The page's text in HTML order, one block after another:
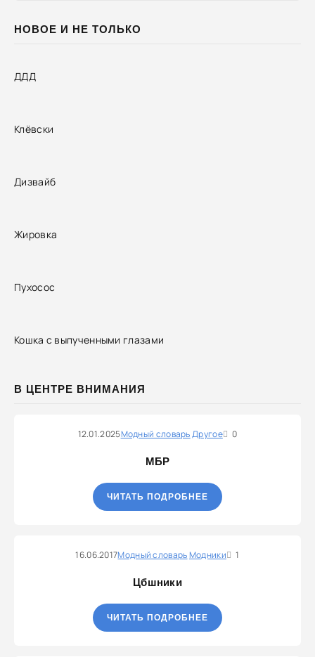
НОВОЕ И НЕ ТОЛЬКО
ДДД
Клёвски
Дизвайб
Жировка
Пухосос
Кошка с выпученными глазами
В ЦЕНТРЕ ВНИМАНИЯ
12.01.2025Модный словарьДругое 0
МБР
ЧИТАТЬ ПОДРОБНЕЕ
16.06.2017Модный словарьМодники 1
Цбшники
ЧИТАТЬ ПОДРОБНЕЕ